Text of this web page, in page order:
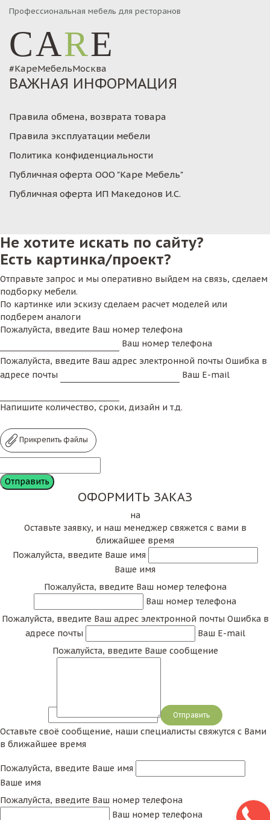
Профессиональная мебель для ресторанов
CARE
#КареМебельМосква
ВАЖНАЯ ИНФОРМАЦИЯ
Правила обмена, возврата товара
Правила эксплуатации мебели
Политика конфиденциальности
Публичная оферта ООО "Каре Мебель"
Публичная оферта ИП Македонов И.С.
Не хотите искать по сайту?
Есть картинка/проект?
Отправьте запрос и мы оперативно выйдем на связь, сделаем
подборку мебели.
По картинке или эскизу сделаем расчет моделей или
подберем аналоги
Пожалуйста, введите Ваш номер телефона
Ваш номер телефона
Пожалуйста, введите Ваш адрес электронной почты Ошибка в
адресе почты
Ваш E-mail
Напишите количество, сроки, дизайн и т.д.
Прикрепить файлы
ОФОРМИТЬ ЗАКАЗ
на
Оставьте заявку, и наш менеджер свяжется с вами в
ближайшее время
Пожалуйста, введите Ваше имя
Ваше имя
Пожалуйста, введите Ваш номер телефона
Ваш номер телефона
Пожалуйста, введите Ваш адрес электронной почты Ошибка в
адресе почты
Ваш E-mail
Пожалуйста, введите Ваше сообщение
Сообщение
Оставьте своё сообщение, наши специалисты свяжутся с Вами
в ближайшее время
Пожалуйста, введите Ваше имя
Ваше имя
Пожалуйста, введите Ваш номер телефона
Ваш номер телефона